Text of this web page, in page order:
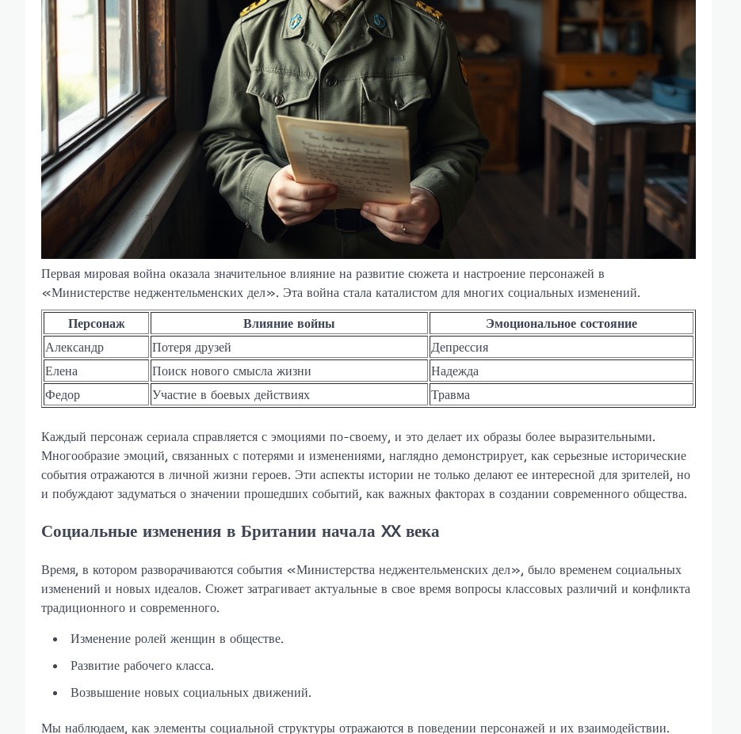
Первая мировая война оказала значительное влияние на развитие сюжета и настроение персонажей в
«Министерстве неджентельменских дел». Эта война стала каталистом для многих социальных изменений.
Персонаж
Влияние войны
Эмоциональное состояние
Александр
Потеря друзей
Депрессия
Елена
Поиск нового смысла жизни
Надежда
Федор
Участие в боевых действиях Травма
Каждый персонаж сериала справляется с эмоциями по-своему, и это делает их образы более выразительными.
Многообразие эмоций, связанных с потерями и изменениями, наглядно демонстрирует, как серьезные исторические
события отражаются в личной жизни героев. Эти аспекты истории не только делают ее интересной для зрителей, но
и побуждают задуматься о значении прошедших событий, как важных факторах в создании современного общества.
Социальные изменения в Британии начала XX века
Время, в котором разворачиваются события «Министерства неджентельменских дел», было временем социальных
изменений и новых идеалов. Сюжет затрагивает актуальные в свое время вопросы классовых различий и конфликта
традиционного и современного.
Изменение ролей женщин в обществе.
Развитие рабочего класса.
Возвышение новых социальных движений.
Мы наблюдаем, как элементы социальной структуры отражаются в поведении персонажей и их взаимодействии.